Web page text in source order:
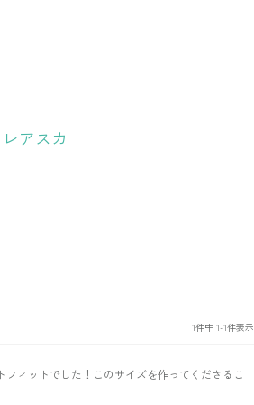
アスカ
1件中 1-1件表示
ィットでした！このサイズを作ってくださるこ